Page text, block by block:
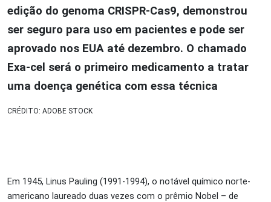
edição do genoma CRISPR-Cas9, demonstrou
ser seguro para uso em pacientes e pode ser
aprovado nos EUA até dezembro. O chamado
Exa-cel será o primeiro medicamento a tratar
uma doença genética com essa técnica
CRÉDITO: ADOBE STOCK
Em 1945, Linus Pauling (1991-1994), o notável químico norte-
americano laureado duas vezes com o prêmio Nobel – de